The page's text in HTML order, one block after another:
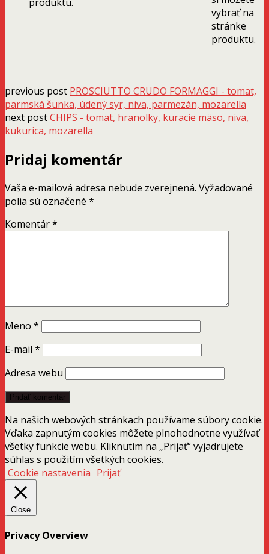
vybrať na
stránke
produktu.
previous post PROSCIUTTO CRUDO FORMAGGI - tomat,
parmská šunka, údený syr, niva, parmezán, mozarella
next postCHIPS - tomat, hranolky, kuracie mäso, niva,
kukurica, mozarella
Pridaj komentár
Vaša e-mailová adresa nebude zverejnená. Vyžadované
polia sú označené *
Komentár*
Meno *
E-mail *
Adresa webu
Na našich webových stránkach používame súbory cookie.
Vďaka zapnutým cookies môžete plnohodnotne využívať
všetky funkcie webu. Kliknutím na „Prijať“ vyjadrujete
súhlas s použitím všetkých cookies.
Cookie nastavenia Prijať
Close
Privacy Overview